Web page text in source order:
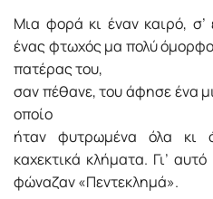
Μια φορά κι έναν καιρό,
ένας φτωχός µα πολύ
πατέρας του,
σαν πέθανε, του άφησε ένα
οποίο
ήταν φυτρωµένα όλα κι
καχεκτικά κλήµατα. Γι’
φώναζαν «Πεντεκληµά».